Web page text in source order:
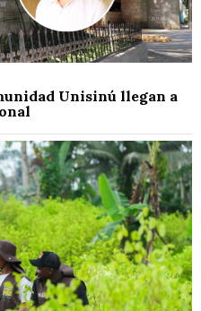
Unisinú llegan a